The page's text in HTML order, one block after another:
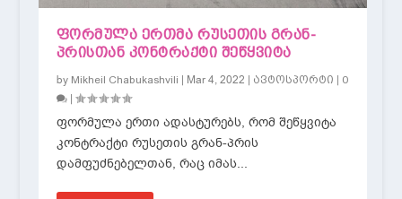
ᲤᲝᲠᲛᲣᲚᲐ ᲔᲠᲗᲛᲐ ᲠᲣᲡᲔᲗᲘᲡ ᲒᲠᲐᲜ-
ᲞᲠᲘᲡᲗᲐᲜ ᲙᲝᲜᲢᲠᲐᲥᲢᲘ ᲨᲔᲬᲧᲕᲘᲢᲐ
by Mikheil Chabukashvili | Mar 4, 2022 | ავტოსპორტი | 0
|
ფორმულა ერთი ადასტურებს, რომ შეწყვიტა
კონტრაქტი რუსეთის გრან-პრის
დამფუძნებელთან, რაც იმას...